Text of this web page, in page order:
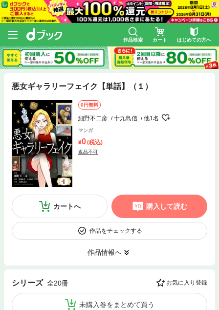
作品検索 カート はじめての方へ
悪女ギャラリーフェイク【単話】（１）
0円無料
細野不二彦 十九島信 他1名
マンガ
0(税込)
返品不可
カートへ 購入して読む
作品をチェックする
作品情報へ
シリーズ 全20冊 お気に入り登録
未購入巻をまとめて買う